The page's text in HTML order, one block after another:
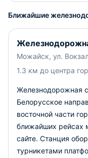
Ближайшие
Можайск, ул.
1.3 км до центра
Железнодорожная
Белорусское
восточной части
ближайших рейсах
сайте. Станция
турникетами